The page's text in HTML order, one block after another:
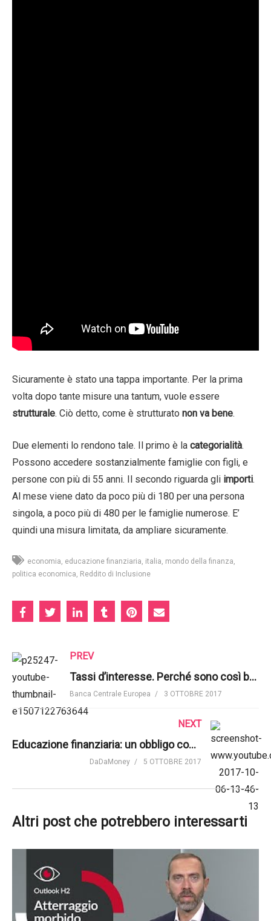
Sicuramente è stato una tappa importante. Per la prima
volta dopo tante misure una tantum, vuole essere
strutturale. Ciò detto, come è strutturato non va bene.
Due elementi lo rendono tale. Il primo è la categorialità.
Possono accedere sostanzialmente famiglie con figli, e
persone con più di 55 anni. Il secondo riguarda gli importi.
Al mese viene dato da poco più di 180 per una persona
singola, a poco più di 480 per le famiglie numerose. E’
quindi una misura limitata, da ampliare sicuramente.
economia educazione finanziaria italia mondo della finanza
politica economica
Reddito di Inclusione
PREV
Tassi d’interesse. Perché sono così bassi? | BCE
Banca Centrale Europea 3 OTTOBRE 2017
NEXT
Educazione finanziaria: un obbligo con i tassi ai minimi | Mercati Che Fare
DaDaMoney 5 OTTOBRE 2017
Altri post che potrebbero interessarti